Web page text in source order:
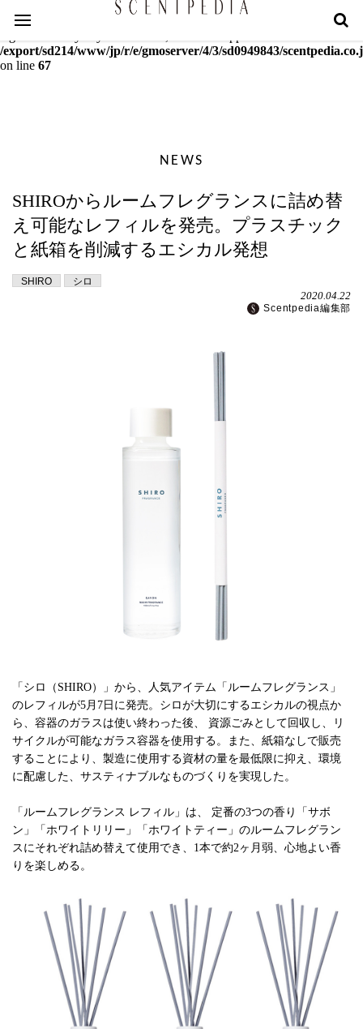
Warning
: mcrypt_decrypt(): Key of size 18 not supported by this
/export/sd214/www/jp/r/e/gmoserver/4/3/sd0949843/
on line 67
NEWS
SHIROからルームフレグランスに詰め替
え可能なレフィルを発売。プラスチック
と紙箱を削減するエシカル発想
SHIRO シロ
2020.04.22
Scentpedia編集部
「シロ（SHIRO）」から、人気アイテム「ルームフレグランス」
のレフィルが5月7日に発売。シロが大切にするエシカルの視点か
ら、容器のガラスは使い終わった後、 資源ごみとして回収し、リ
サイクルが可能なガラス容器を使用する。また、紙箱なしで販売
することにより、製造に使用する資材の量を最低限に抑え、環境
に配慮した、サスティナブルなものづくりを実現した。
「ルームフレグランス レフィル」は、 定番の3つの香り「サボ
ン」「ホワイトリリー」「ホワイトティー」のルームフレグラン
スにそれぞれ詰め替えて使用でき、1本で約2ヶ月弱、心地よい香
りを楽しめる。